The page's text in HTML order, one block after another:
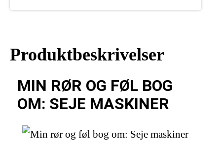
Produktbeskrivelser
MIN RØR OG FØL BOG
OM: SEJE MASKINER